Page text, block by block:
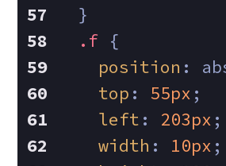
  }
.f {
position :
top : 55px ;
left : 203px ;
width : 10px ;